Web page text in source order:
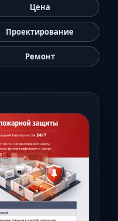
Кисловодск
Краснодар
Махачкала
Назрань
Новороссийск
Пятигорск
Ростов-на-Дону
Севастополь
Цена
Проектирование
Ремонт